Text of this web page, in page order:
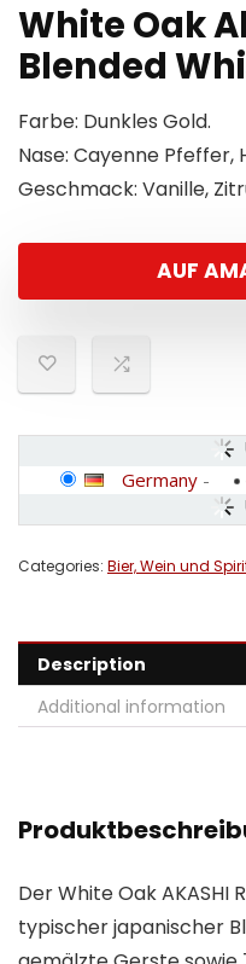
White Oak
Blended
Farbe: Dunkles Gold.
Nase: Cayenne Pfeffer,
Geschmack: Vanille,
AUF
Germany -
Categories: Bier, Wein und
Description
Additional information
Der White Oak AKASHI
typischer japanischer